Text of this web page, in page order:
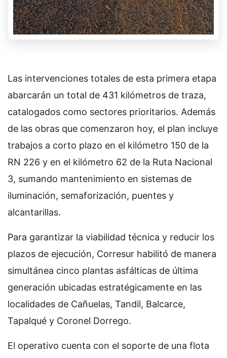
Las intervenciones totales de esta primera etapa
abarcarán un total de 431 kilómetros de traza,
catalogados como sectores prioritarios. Además
de las obras que comenzaron hoy, el plan incluye
trabajos a corto plazo en el kilómetro 150 de la
RN 226 y en el kilómetro 62 de la Ruta Nacional
3, sumando mantenimiento en sistemas de
iluminación, semaforización, puentes y
alcantarillas.
Para garantizar la viabilidad técnica y reducir los
plazos de ejecución, Corresur habilitó de manera
simultánea cinco plantas asfálticas de última
generación ubicadas estratégicamente en las
localidades de Cañuelas, Tandil, Balcarce,
Tapalqué y Coronel Dorrego.
El operativo cuenta con el soporte de una flota